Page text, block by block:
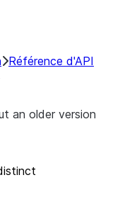
Référence d'API
an older version